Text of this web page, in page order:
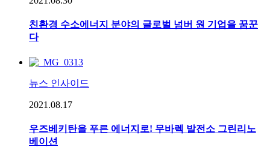
친환경 수소에너지 분야의 글로벌 넘버 원 기업을 꿈꾼
다
뉴스 인사이드
2021.08.17
우즈베키탄을 푸른 에너지로! 무바렉 발전소 그린리노
베이션